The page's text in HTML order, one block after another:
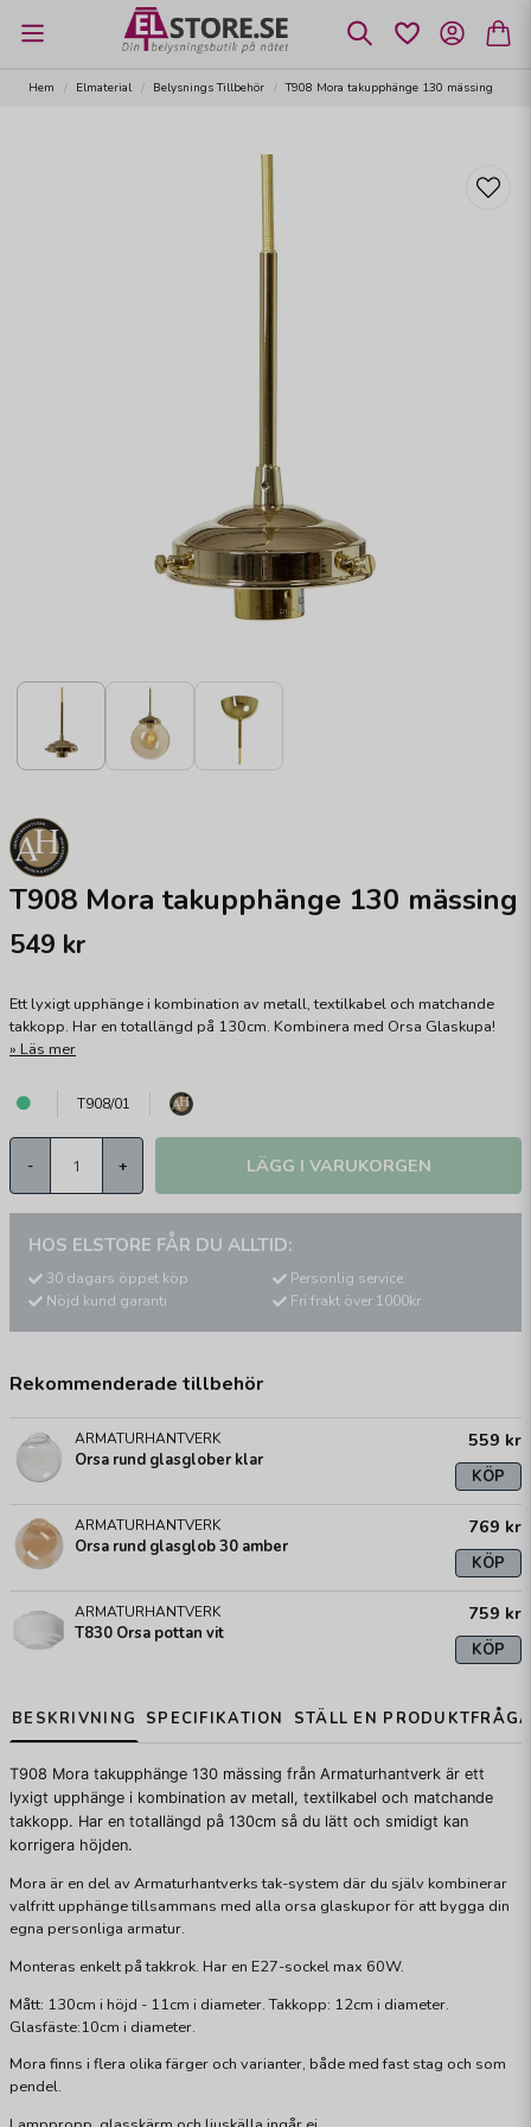
Hem Elmaterial Belysnings Tillbehör T908 Mora takupphänge 130 mässing
T908 Mora takupphänge 130 mässing
549 kr
Ett lyxigt upphänge i kombination av metall, textilkabel och matchande
takkopp. Har en totallängd på 130cm. Kombinera med Orsa Glaskupa!
Läs mer
T908/01
- + LÄGG I VARUKORGEN
HOS ELSTORE FÅR DU ALLTID:
30 dagars öppet köp
Nöjd kund garanti
Personlig service
Fri frakt över 1000kr
Rekommenderade tillbehör
ARMATURHANTVERK
Orsa rund glasglober klar
559 kr
KÖP
ARMATURHANTVERK
Orsa rund glasglob 30 amber
769 kr
KÖP
ARMATURHANTVERK
T830 Orsa pottan vit
759 kr
KÖP
BESKRIVNING SPECIFIKATION STÄLL EN
T908 Mora takupphänge 130 mässing från Armaturhantverk är ett
lyxigt upphänge i kombination av metall, textilkabel och matchande
takkopp. Har en totallängd på 130cm så du lätt och smidigt kan
korrigera höjden.
Mora är en del av Armaturhantverks tak-system där du själv kombinerar
valfritt upphänge tillsammans med alla orsa glaskupor för att bygga din
egna personliga armatur.
Monteras enkelt på takkrok. Har en E27-sockel max 60W.
Mått: 130cm i höjd - 11cm i diameter. Takkopp: 12cm i diameter.
Glasfäste:10cm i diameter.
Mora finns i flera olika färger och varianter, både med fast stag och som
pendel.